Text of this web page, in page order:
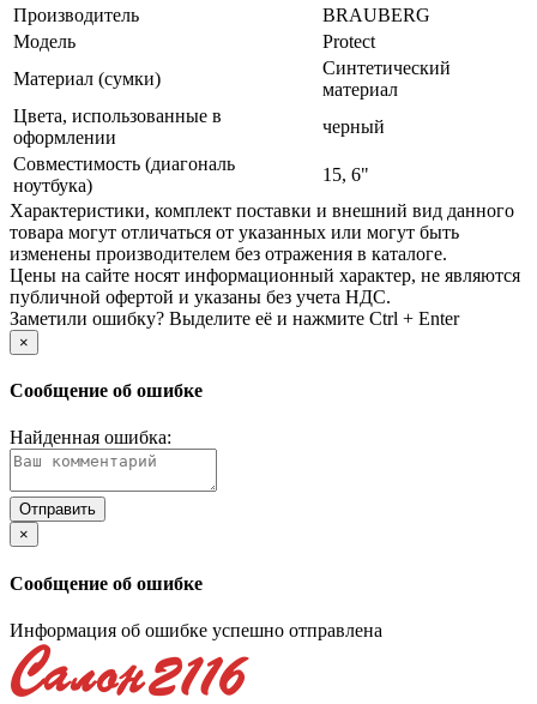
Производитель
BRAUBERG
Модель
Protect
Материал (сумки)
Синтетический
материал
Цвета, использованные в
оформлении
черный
Совместимость (диагональ
ноутбука)
15, 6"
Xарактеристики, комплект поставки и внешний вид данного
товара могут отличаться от указанных или могут быть
изменены производителем без отражения в каталоге.
Цены на сайте носят информационный характер, не являются
публичной офертой и указаны без учета НДС.
Заметили ошибку? Выделите её и нажмите Ctrl + Enter
×
Сообщение об ошибке
Найденная ошибка:
×
Сообщение об ошибке
Информация об ошибке успешно отправлена